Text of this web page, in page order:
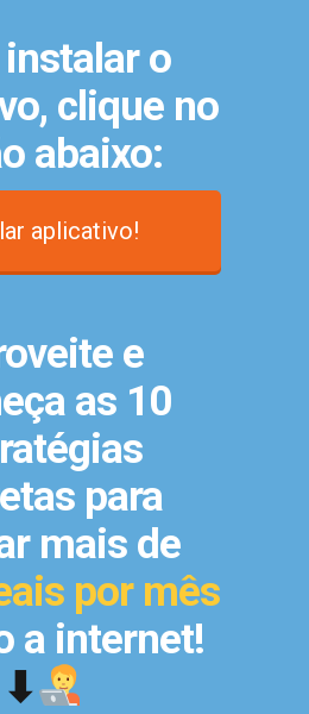
instalar o
clique no
abaixo:
aplicativo!
e
as 10
para
mais de
por mês
a internet!
⬇